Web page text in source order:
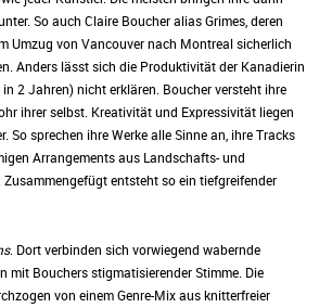
So auch Claire Boucher alias Grimes, deren
Umzug von Vancouver nach Montreal sicherlich
Anders lässt sich die Produktivität der Kanadierin
2 Jahren) nicht erklären. Boucher versteht ihre
ihrer selbst. Kreativität und Expressivität liegen
So sprechen ihre Werke alle Sinne an, ihre Tracks
Arrangements aus Landschafts- und
entsteht so ein tiefgreifender
. Dort verbinden sich vorwiegend wabernde
mit Bouchers stigmatisierender Stimme. Die
von einem Genre-Mix aus knitterfreier